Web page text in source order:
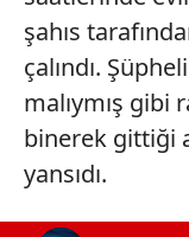
şahıs
çalındı.
malıymış gibi
binerek gittiği
yansıdı.